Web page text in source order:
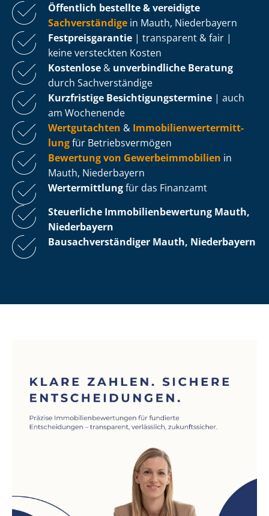
Öffentlich bestellte & vereidigte
Sachverständige in Mauth, Niederbayern
Fest­preis­ga­ran­tie | transparent & fair |
keine versteckten Kosten
Kostenlose & unverbindliche Beratung
durch Sachverständige
Kurzfristige Be­sich­ti­gungs­ter­mi­ne | auch
am Wochenende
Wertgutachten & Im­mo­bi­li­en­wert­ermitt­
lungfür Be­triebs­ver­mö­gen
Bewertung von Ge­wer­be­im­mo­bi­li­en in
Mauth, Niederbayern
Wertermittlungfür das Finanzamt
Steuerliche Im­mo­bi­li­en­be­wer­tung Mauth,
Niederbayern
Bau­sach­ver­stän­di­ger Mauth, Niederbayern